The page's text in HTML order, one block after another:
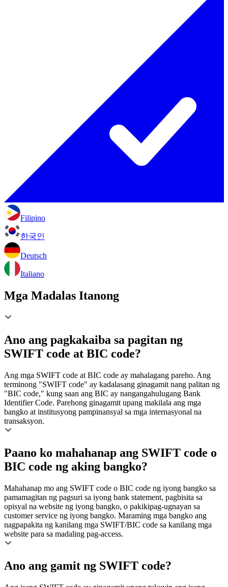
Filipino
한국인
Deutsch
Italiano
Mga Madalas Itanong
Ano ang pagkakaiba sa pagitan ng
SWIFT code at BIC code?
Ang mga SWIFT code at BIC code ay mahalagang pareho. Ang
terminong "SWIFT code" ay kadalasang ginagamit nang palitan ng
"BIC code," kung saan ang BIC ay nangangahulugang Bank
Identifier Code. Parehong ginagamit upang makilala ang mga
bangko at institusyong pampinansyal sa mga internasyonal na
transaksyon.
Paano ko mahahanap ang SWIFT code o
BIC code ng aking bangko?
Mahahanap mo ang SWIFT code o BIC code ng iyong bangko sa
pamamagitan ng pagsuri sa iyong bank statement, pagbisita sa
opisyal na website ng iyong bangko, o pakikipag-ugnayan sa
customer service ng iyong bangko. Maraming mga bangko ang
nagpapakita ng kanilang mga SWIFT/BIC code sa kanilang mga
website para sa madaling pag-access.
Ano ang gamit ng SWIFT code?